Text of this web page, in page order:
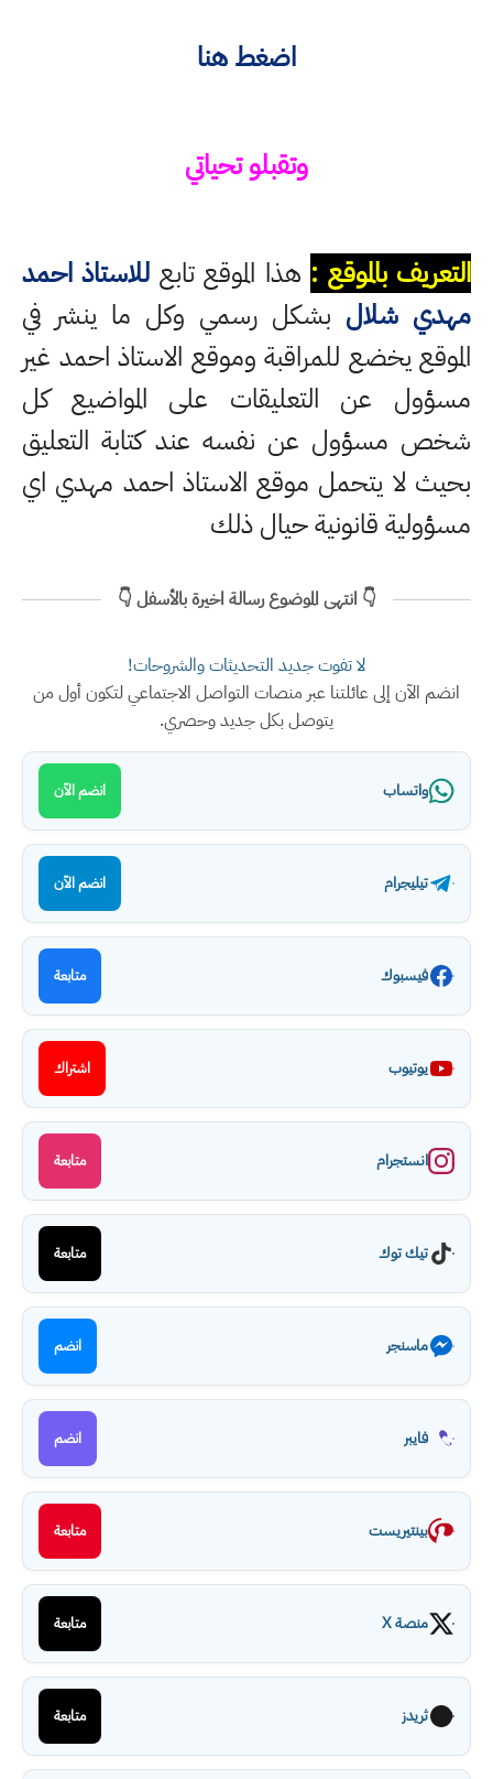
اضغط هنا
وتقبلو تحياتي
التعريف بالموقع : هذا الموقع تابع للاستاذ احمد
مهدي شلال بشكل رسمي وكل ما ينشر في
الموقع يخضع للمراقبة وموقع الاستاذ احمد غير
مسؤول عن التعليقات على المواضيع كل
شخص مسؤول عن نفسه عند كتابة التعليق
بحيث لا يتحمل موقع الاستاذ احمد مهدي اي
مسؤولية قانونية حيال ذلك
👇 انتهى الموضوع رسالة اخيرة بالأسفل 👇
لا تفوت جديد التحديثات والشروحات!
انضم الآن إلى عائلتنا عبر منصات التواصل الاجتماعي لتكون أول من
يتوصل بكل جديد وحصري.
واتساب انضم الآن
تيليجرام انضم الآن
فيسبوك متابعة
يوتيوب اشتراك
انستجرام متابعة
تيك توك متابعة
ماسنجر انضم
فايبر انضم
بينتيريست متابعة
منصة X متابعة
ثريدز متابعة